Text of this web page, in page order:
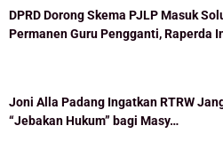
DPRD Dorong Skema PJLP Masuk
Permanen Guru Pengganti, Raperda
Joni Alla Padang Ingatkan RTRW
“Jebakan Hukum” bagi Masy…